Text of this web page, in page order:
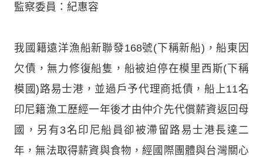
監察委員：紀惠容
我國籍遠洋漁船新聯發168號(下稱新船)，船東因
欠債，無力修復船隻，船被迫停在模里西斯(下稱
模國)路易士港，並過戶予代理商抵債，船上11名
印尼籍漁工歷經一年後才由仲介先代償薪資返回母
國，另有3名印尼船員卻被滯留路易士港長達二
年，無法取得薪資與食物，經國際團體與台灣關心